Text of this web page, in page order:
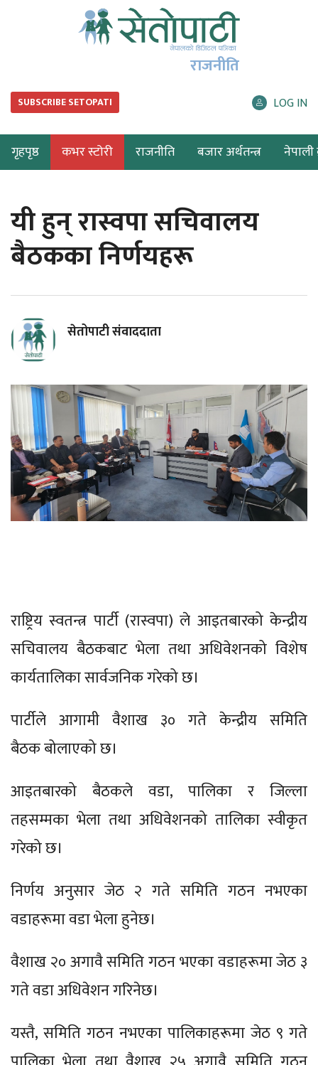
राजनीति
SUBSCRIBE SETOPATI LOG IN
गृहपृष्ठ कभर स्टोरी राजनीति बजार अर्थतन्त्र नेपाली
यी हुन् रास्वपा सचिवालय
बैठकका निर्णयहरू
सेतोपाटी संवाददाता
राष्ट्रिय स्वतन्त्र पार्टी (रास्वपा) ले आइतबारको केन्द्रीय
सचिवालय बैठकबाट भेला तथा अधिवेशनको विशेष
कार्यतालिका सार्वजनिक गरेको छ।
पार्टीले आगामी वैशाख ३० गते केन्द्रीय समिति
बैठक बोलाएको छ।
आइतबारको बैठकले वडा, पालिका र जिल्ला
तहसम्मका भेला तथा अधिवेशनको तालिका स्वीकृत
गरेको छ।
निर्णय अनुसार जेठ २ गते समिति गठन नभएका
वडाहरूमा वडा भेला हुनेछ।
वैशाख २० अगावै समिति गठन भएका वडाहरूमा जेठ ३
गते वडा अधिवेशन गरिनेछ।
यस्तै, समिति गठन नभएका पालिकाहरूमा जेठ ९ गते